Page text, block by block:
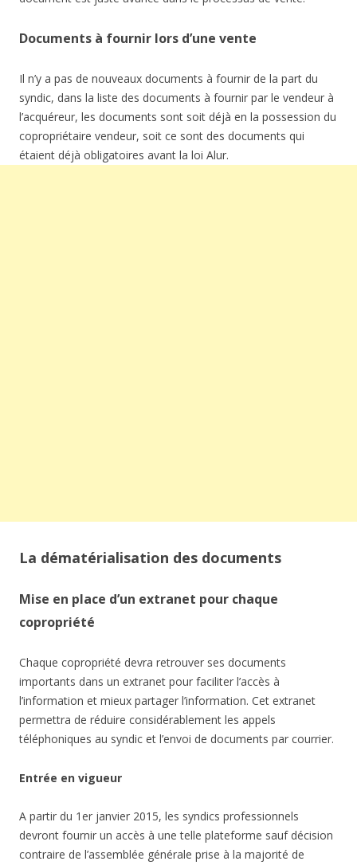
Documents à fournir lors d’une vente
Il n’y a pas de nouveaux documents à fournir de la part du
syndic, dans la liste des documents à fournir par le vendeur à
l’acquéreur, les documents sont soit déjà en la possession du
copropriétaire vendeur, soit ce sont des documents qui
étaient déjà obligatoires avant la loi Alur.
La dématérialisation des documents
Mise en place d’un extranet pour chaque
copropriété
Chaque copropriété devra retrouver ses documents
importants dans un extranet pour faciliter l’accès à
l’information et mieux partager l’information. Cet extranet
permettra de réduire considérablement les appels
téléphoniques au syndic et l’envoi de documents par courrier.
Entrée en vigueur
A partir du 1er janvier 2015, les syndics professionnels
devront fournir un accès à une telle plateforme sauf décision
contraire de l’assemblée générale prise à la majorité de